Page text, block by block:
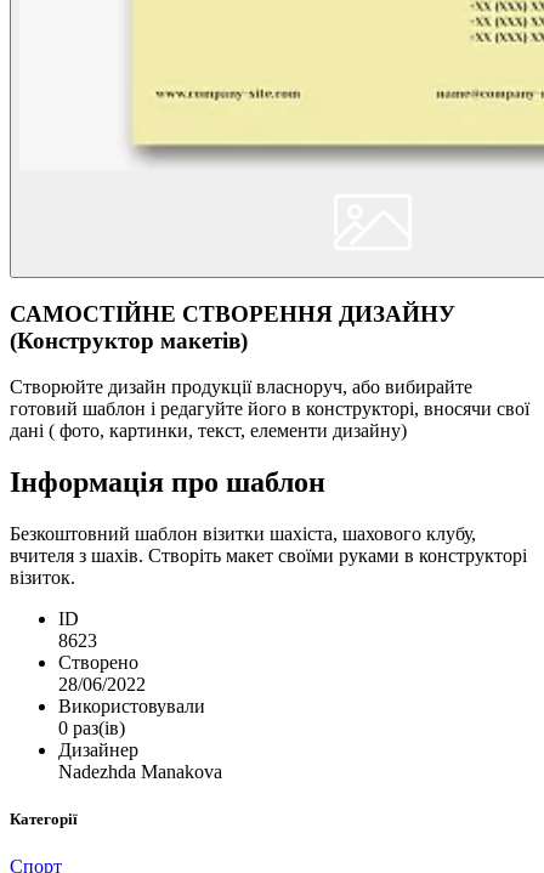
САМОСТІЙНЕ СТВОРЕННЯ ДИЗАЙНУ
(Конструктор макетів)
Створюйте дизайн продукції власноруч, або вибирайте
готовий шаблон і редагуйте його в конструкторі, вносячи свої
дані ( фото, картинки, текст, елементи дизайну)
Інформація про шаблон
Безкоштовний шаблон візитки шахіста, шахового клубу,
вчителя з шахів. Створіть макет своїми руками в конструкторі
візиток.
ID
8623
Створено
28/06/2022
Використовували
0 раз(ів)
Дизайнер
Nadezhda Manakova
Категорії
Спорт